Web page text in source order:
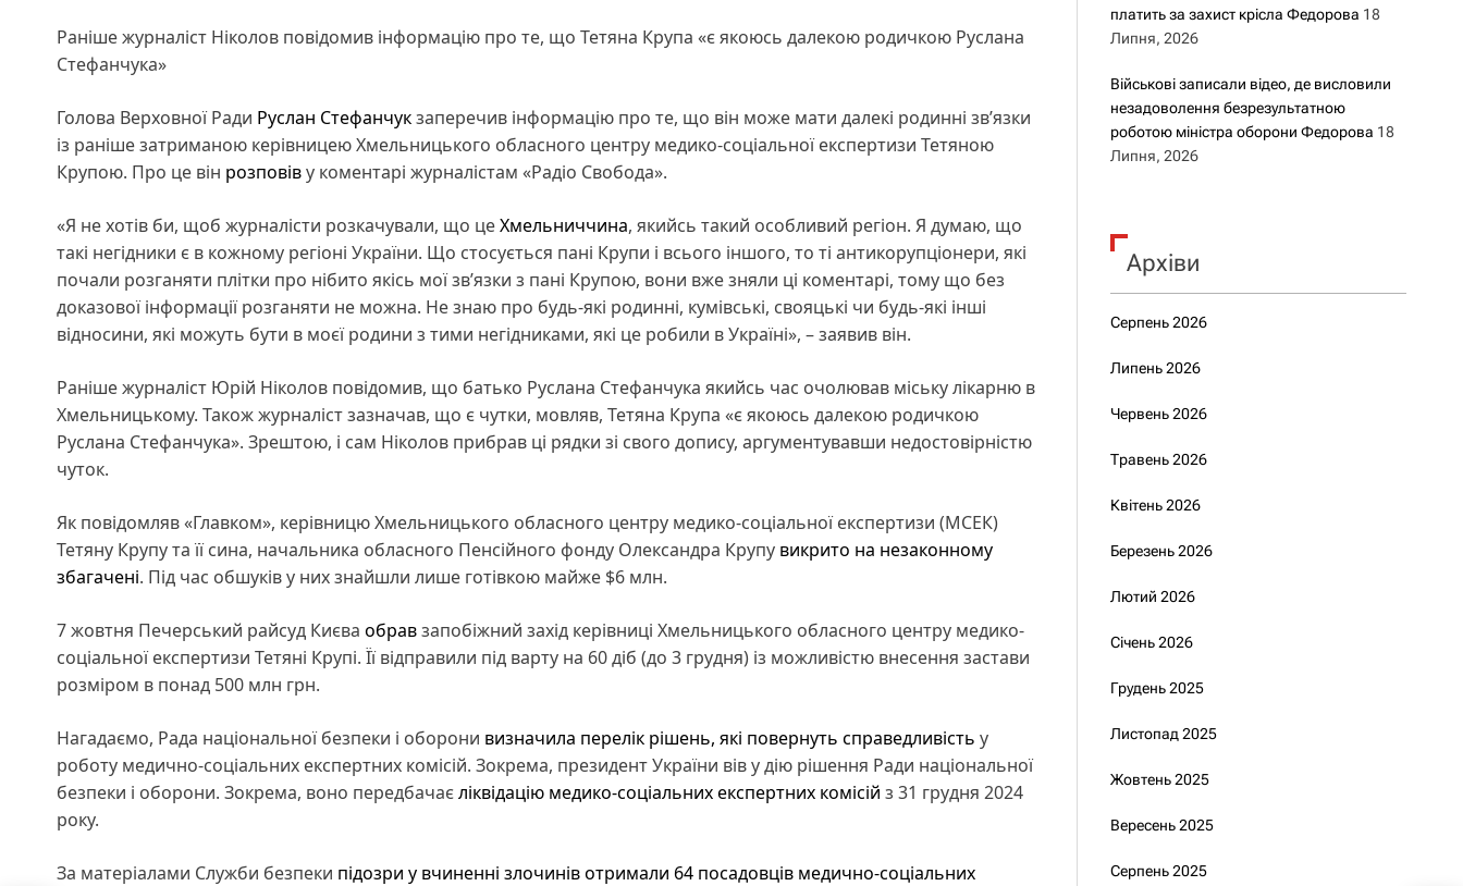
Раніше журналіст Ніколов повідомив інформацію про те, що Тетяна Крупа «є якоюсь далекою родичкою Руслана
Стефанчука»
Голова Верховної Ради Руслан Стефанчукзаперечив інформацію про те, що він може мати далекі родинні зв’язки
із раніше затриманою керівницею Хмельницького обласного центру медико-соціальної експертизи Тетяною
Крупою. Про це він розповіву коментарі журналістам «Радіо Свобода».
«Я не хотів би, щоб журналісти розкачували, що цеХмельниччина, якийсь такий особливий регіон. Я думаю, що
такі негідники є в кожному регіоні України. Що стосується пані Крупи і всього іншого, то ті антикорупціонери, які
почали розганяти плітки про нібито якісь мої зв’язки з пані Крупою, вони вже зняли ці коментарі, тому що без
доказової інформації розганяти не можна. Не знаю про будь-які родинні, кумівські, свояцькі чи будь-які інші
відносини, які можуть бути в моєї родини з тими негідниками, які це робили в Україні», – заявив він.
Раніше журналіст Юрій Ніколов повідомив, що батько Руслана Стефанчука якийсь час очолював міську лікарню в
Хмельницькому. Також журналіст зазначав, що є чутки, мовляв, Тетяна Крупа «є якоюсь далекою родичкою
Руслана Стефанчука». Зрештою, і сам Ніколов прибрав ці рядки зі свого допису, аргументувавши недостовірністю
чуток.
Як повідомляв «Главком», керівницю Хмельницького обласного центру медико-соціальної експертизи (МСЕК)
Тетяну Крупу та її сина, начальника обласного Пенсійного фонду Олександра Крупу викрито на незаконному
збагачені. Під час обшуків у них знайшли лише готівкою майже $6 млн.
7 жовтня Печерський райсуд Києва обравзапобіжний захід керівниці Хмельницького обласного центру медико-
соціальної експертизи Тетяні Крупі. Її відправили під варту на 60 діб (до 3 грудня) із можливістю внесення застави
розміром в понад 500 млн грн.
Нагадаємо, Рада національної безпеки і оборони визначила перелік рішень, які повернуть справедливість у
роботу медично-соціальних експертних комісій. Зокрема, президент України вів у дію рішення Ради національної
безпеки і оборони. Зокрема, воно передбачаєліквідацію медико-соціальних експертних комісій з 31 грудня 2024
року.
За матеріалами Служби безпеки підозри у вчиненні злочинів отримали 64 посадовців медично-соціальних
платить за захист крісла Федорова 18
Липня, 2026
Військові записали відео, де висловили
незадоволення безрезультатною
роботою міністра оборони Федорова 18
Липня, 2026
Архіви
Серпень 2026
Липень 2026
Червень 2026
Травень 2026
Квітень 2026
Березень 2026
Лютий 2026
Січень 2026
Грудень 2025
Листопад 2025
Жовтень 2025
Вересень 2025
Серпень 2025